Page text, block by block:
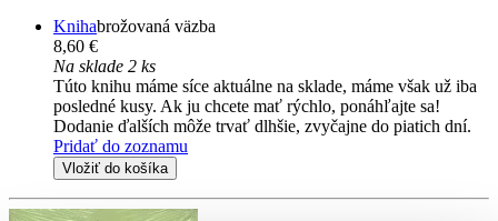
Knihabrožovaná väzba
8,60 €
Na sklade 2 ks
Túto knihu máme síce aktuálne na sklade, máme však už iba
posledné kusy. Ak ju chcete mať rýchlo, ponáhľajte sa!
Dodanie ďalších môže trvať dlhšie, zvyčajne do piatich dní.
Pridať do zoznamu
Vložiť do košíka